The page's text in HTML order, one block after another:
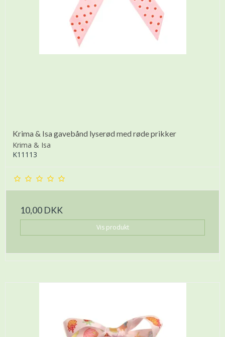
Krima & Isa gavebånd lyserød med røde prikker
Krima & Isa
K11113
10,00 DKK
Vis produkt